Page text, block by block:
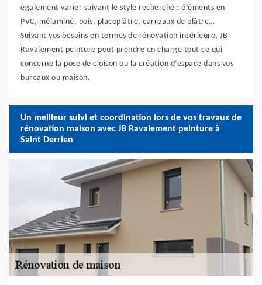
également varier suivant le style recherché : éléments en
PVC, mélaminé, bois, placoplâtre, carreaux de plâtre…
Suivant vos besoins en termes de rénovation intérieure, JB
Ravalement peinture peut prendre en charge tout ce qui
concerne la pose de cloison ou la création d’espace dans vos
bureaux ou maison.
Un meilleur suivi et coordination lors de vos travaux de
rénovation maison avec JB Ravalement peinture à
Saint Derrien